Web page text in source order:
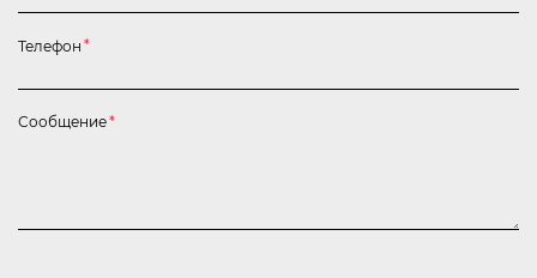
Телефон *
Сообщение*